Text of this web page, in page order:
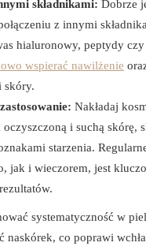
składnikami: Dobrze
z innymi
hialuronowy, peptydy czy
wspierać nawilżenie
skóry.
Nakładaj
i suchą skórę,
starzenia.
jak i wieczorem, jest
systematyczność w
naskórek, co poprawi